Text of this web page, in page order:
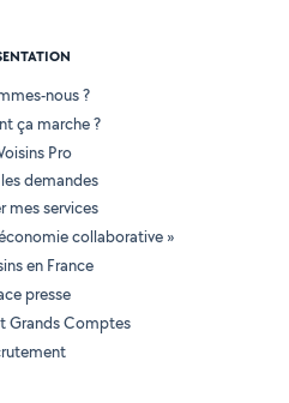
nous ?
ça marche ?
Pro
demandes
mes services
collaborative »
en France
presse
Grands Comptes